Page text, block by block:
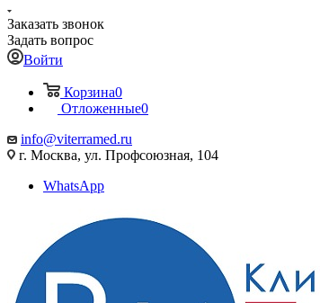
Заказать звонок
Задать вопрос
Войти
Корзина0
Отложенные0
info@viterramed.ru
г. Москва, ул. Профсоюзная, 104
WhatsApp